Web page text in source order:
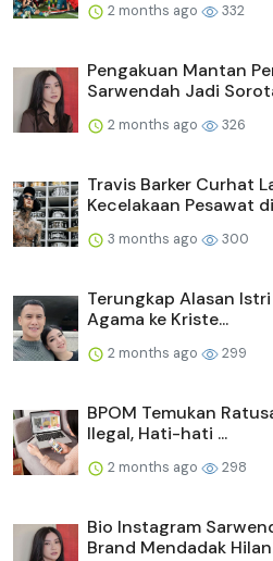
2 months ago 332
Pengakuan Mantan
Sarwendah Jadi
2 months ago 326
Travis Barker Curhat
Kecelakaan Pesawat
3 months ago 300
Terungkap Alasan
Agama ke Kriste...
2 months ago 299
BPOM Temukan
Ilegal, Hati-hati ...
2 months ago 298
Bio Instagram
Brand Mendadak